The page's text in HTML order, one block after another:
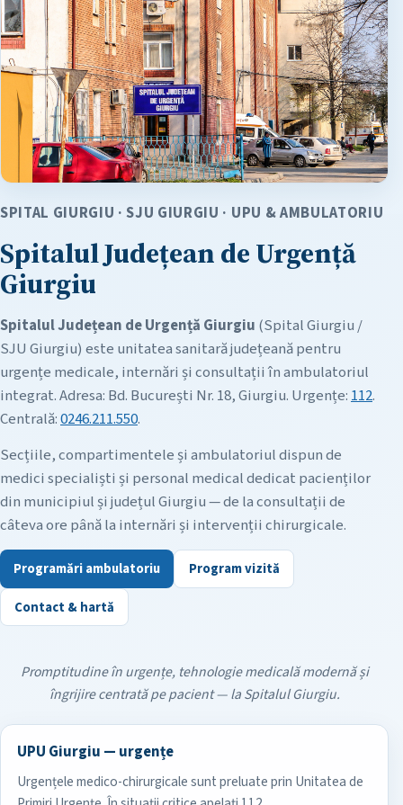
SPITAL GIURGIU · SJU GIURGIU · UPU & AMBULATORIU
Spitalul Județean de Urgență
Giurgiu
Spitalul Județean de Urgență Giurgiu (Spital Giurgiu /
SJU Giurgiu) este unitatea sanitară județeană pentru
urgențe medicale, internări și consultații în ambulatoriul
integrat. Adresa: Bd. București Nr. 18, Giurgiu. Urgențe: 112.
Centrală:0246.211.550.
Secțiile, compartimentele și ambulatoriul dispun de
medici specialiști și personal medical dedicat pacienților
din municipiul și județul Giurgiu — de la consultații de
câteva ore până la internări și intervenții chirurgicale.
Programări ambulatoriu Program vizită
Contact & hartă
Promptitudine în urgențe, tehnologie medicală modernă și
îngrijire centrată pe pacient — la Spitalul Giurgiu.
UPU Giurgiu — urgențe
Urgențele medico-chirurgicale sunt preluate prin Unitatea de